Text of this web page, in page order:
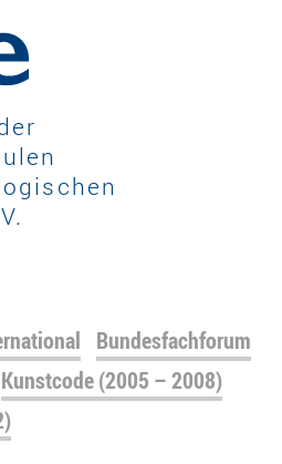
Bundesfachforum
Kunstcode (2005 – 2008)